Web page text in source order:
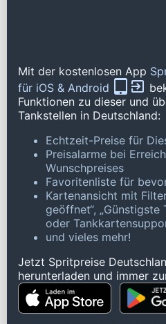
Mit der kostenlosen App
für iOS & Android
Funktionen zu dieser und
Tankstellen in Deutschland:
Echtzeit-Preise für
Preisalarme bei
Wunschpreises
Favoritenliste für
Kartenansicht mit
geöffnet“, „Günstigste
oder
und vieles mehr!
Jetzt Spritpreise
herunterladen und immer